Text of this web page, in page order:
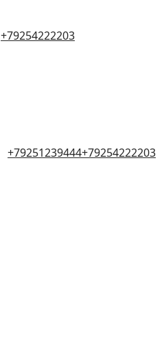
+79254222203
+79251239444+79254222203